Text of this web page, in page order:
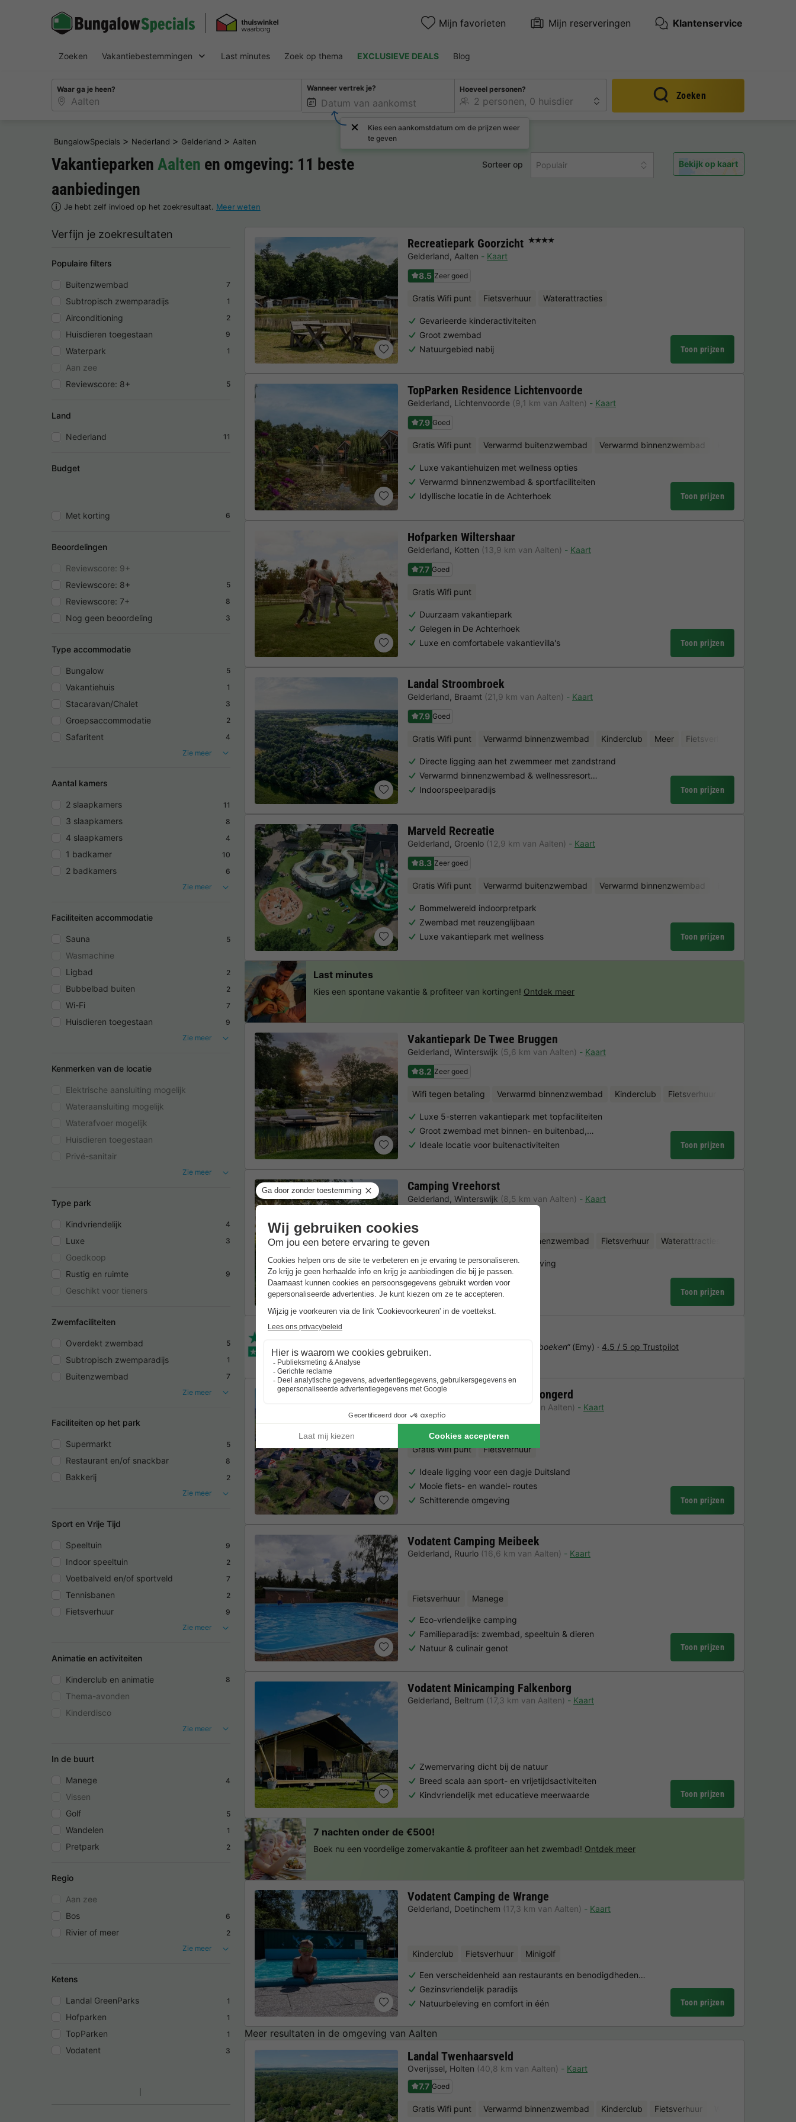
Mijn favorieten Mijn reserveringen Klantenservice
Zoeken Vakantiebestemmingen Last minutes Zoek op thema EXCLUSIEVE DEALS Blog
Waar ga je heen? Wanneer vertrek je?
Kies een aankomstdatum om de prijzen weer
te geven
Hoeveel personen?
Zoeken
BungalowSpecials > Nederland > Gelderland > Aalten
Vakantieparken Aalten en omgeving: 11 beste
aanbiedingen
Je hebt zelf invloed op het zoekresultaat. Meer weten
Sorteer op Populair Bekijk op kaart
Verfijn je zoekresultaten
Populaire filters
Buitenzwembad 7
Subtropisch zwemparadijs 1
Airconditioning 2
Huisdieren toegestaan 9
Waterpark 1
Aan zee
Reviewscore: 8+
5
Land
Nederland 11
Budget
Met korting 6
Beoordelingen
Reviewscore: 9+
Reviewscore: 8+
5
Reviewscore: 7+ 8
Nog geen beoordeling 3
Type accommodatie
Bungalow 5
Vakantiehuis 1
Stacaravan/Chalet 3
Groepsaccommodatie 2
Safaritent
4
Zie meer
Aantal kamers
2 slaapkamers 11
3 slaapkamers 8
4 slaapkamers 4
1 badkamer 10
2 badkamers
6
Zie meer
Faciliteiten accommodatie
Sauna 5
Wasmachine
Ligbad
2
Bubbelbad buiten 2
Wi-Fi 7
Huisdieren toegestaan
9
Zie meer
Kenmerken van de locatie
Elektrische aansluiting mogelijk
Wateraansluiting mogelijk
Waterafvoer mogelijk
Huisdieren toegestaan
Privé-sanitair
Zie meer
Type park
Kindvriendelijk 4
Luxe 3
Goedkoop
Rustig en ruimte
9
Geschikt voor tieners
Zwemfaciliteiten
Overdekt zwembad 5
Subtropisch zwemparadijs 1
Buitenzwembad
7
Zie meer
Faciliteiten op het park
Supermarkt 5
Restaurant en/of snackbar 8
Bakkerij
2
Zie meer
Sport en Vrije Tijd
Speeltuin 9
Indoor speeltuin 2
Voetbalveld en/of sportveld 7
Tennisbanen 2
Fietsverhuur
9
Zie meer
Animatie en activiteiten
Kinderclub en animatie 8
Thema-avonden
Kinderdisco
Zie meer
In de buurt
Manege 4
Vissen
Golf
5
Wandelen 1
Pretpark 2
Regio
Aan zee
Bos
6
Rivier of meer
2
Zie meer
Ketens
Landal GreenParks 1
Hofparken 1
TopParken 1
Vodatent 3
Recreatiepark Goorzicht ★★★★
Gelderland, Aalten
Kaart
8.5 Zeer goed
Gratis Wifi punt Fietsverhuur Waterattracties
Gevarieerde kinderactiviteiten
Groot zwembad
Natuurgebied nabij
Toon prijzen
TopParken Residence Lichtenvoorde
Gelderland, Lichtenvoorde (9,1 km van Aalten)
Kaart
7.9 Goed
Gratis Wifi punt Verwarmd buitenzwembad Verwarmd binnenzwembad
Luxe vakantiehuizen met wellness opties
Verwarmd binnenzwembad & sportfaciliteiten
Idyllische locatie in de Achterhoek
Toon prijzen
Hofparken Wiltershaar
Gelderland, Kotten (13,9 km van Aalten)
Kaart
7.7 Goed
Gratis Wifi punt
Duurzaam vakantiepark
Gelegen in De Achterhoek
Luxe en comfortabele vakantievilla's
Toon prijzen
Landal Stroombroek
Gelderland, Braamt (21,9 km van Aalten)
Kaart
7.9 Goed
Gratis Wifi punt Verwarmd binnenzwembad Kinderclub Meer Fietsverhuur
Directe ligging aan het zwemmeer met zandstrand
Verwarmd binnenzwembad & wellnessresort…
Indoorspeelparadijs
Toon prijzen
Marveld Recreatie
Gelderland, Groenlo (12,9 km van Aalten)
Kaart
8.3 Zeer goed
Gratis Wifi punt Verwarmd buitenzwembad Verwarmd binnenzwembad
Bommelwereld indoorpretpark
Zwembad met reuzenglijbaan
Luxe vakantiepark met wellness
Toon prijzen
Vakantiepark De Twee Bruggen
Gelderland, Winterswijk (5,6 km van Aalten)
Kaart
8.2 Zeer goed
Wifi tegen betaling Verwarmd binnenzwembad Kinderclub Fietsverhuur
Luxe 5-sterren vakantiepark met topfaciliteiten
Groot zwembad met binnen- en buitenbad,…
Ideale locatie voor buitenactiviteiten
Toon prijzen
Camping Vreehorst
Gelderland, Winterswijk (8,5 km van Aalten)
Kaart
Gratis Wifi punt Verwarmd binnenzwembad Fietsverhuur Waterattracties
Prachtige wandel en fietsomgeving
Vlakbij de Duitse grens
Binnen- en buitenzwembad
Toon prijzen
Buitenplaats In den Olden Bongerd
(7,3 km van Aalten)
Kaart
8.1 Zeer goed
Gratis Wifi punt Fietsverhuur
Ideale ligging voor een dagje Duitsland
Mooie fiets- en wandel- routes
Schitterende omgeving
Toon prijzen
Vodatent Camping Meibeek
Gelderland, Ruurlo (16,6 km van Aalten) Kaart
Fietsverhuur Manege
Eco-vriendelijke camping
Familieparadijs: zwembad, speeltuin & dieren
Natuur & culinair genot
Toon prijzen
Vodatent Minicamping Falkenborg
Gelderland, Beltrum (17,3 km van Aalten) Kaart
Zwemervaring dicht bij de natuur
Breed scala aan sport- en vrijetijdsactiviteiten
Kindvriendelijk met educatieve meerwaarde
Toon prijzen
Vodatent Camping de Wrange
Gelderland, Doetinchem (17,3 km van Aalten) Kaart
Kinderclub Fietsverhuur Minigolf
Een verscheidenheid aan restaurants en benodigdheden…
Gezinsvriendelijk paradijs
Natuurbeleving en comfort in één
Toon prijzen
Meer resultaten in de omgeving van Aalten
Landal Twenhaarsveld
Overijssel, Holten (40,8 km van Aalten)
Kaart
7.7 Goed
Gratis Wifi punt Verwarmd binnenzwembad Kinderclub Fietsverhuur
Last minutes
Kies een spontane vakantie & profiteer van kortingen! Ontdek meer
Trustpilot beoordelingen
Al 10.064+ reizigers gingen je voor! — „Al vakantie bij het boeken“(Emy) · 4.5 / 5 op Trustpilot
7 nachten onder de €500!
Boek nu een voordelige zomervakantie & profiteer aan het zwembad! Ontdek meer